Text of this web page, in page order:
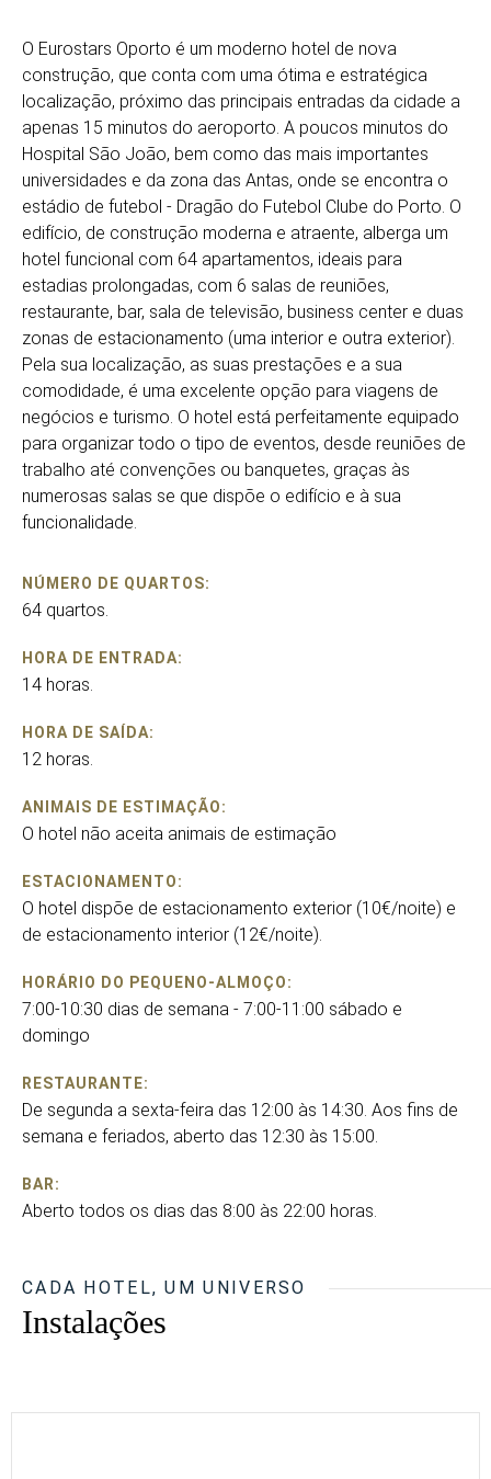
O Eurostars Oporto é um moderno hotel de nova
construção, que conta com uma ótima e estratégica
localização, próximo das principais entradas da cidade a
apenas 15 minutos do aeroporto. A poucos minutos do
Hospital São João, bem como das mais importantes
universidades e da zona das Antas, onde se encontra o
estádio de futebol - Dragão do Futebol Clube do Porto. O
edifício, de construção moderna e atraente, alberga um
hotel funcional com 64 apartamentos, ideais para
estadias prolongadas, com 6 salas de reuniões,
restaurante, bar, sala de televisão, business center e duas
zonas de estacionamento (uma interior e outra exterior).
Pela sua localização, as suas prestações e a sua
comodidade, é uma excelente opção para viagens de
negócios e turismo. O hotel está perfeitamente equipado
para organizar todo o tipo de eventos, desde reuniões de
trabalho até convenções ou banquetes, graças às
numerosas salas se que dispõe o edifício e à sua
funcionalidade.
NÚMERO DE QUARTOS:
64 quartos.
HORA DE ENTRADA:
14 horas.
HORA DE SAÍDA:
12 horas.
ANIMAIS DE ESTIMAÇÃO:
O hotel não aceita animais de estimação
ESTACIONAMENTO:
O hotel dispõe de estacionamento exterior (10€/noite) e
de estacionamento interior (12€/noite).
HORÁRIO DO PEQUENO-ALMOÇO:
7:00-10:30 dias de semana - 7:00-11:00 sábado e
domingo
RESTAURANTE:
De segunda a sexta-feira das 12:00 às 14:30. Aos fins de
semana e feriados, aberto das 12:30 às 15:00.
BAR:
Aberto todos os dias das 8:00 às 22:00 horas.
CADA HOTEL, UM UNIVERSO
Instalações